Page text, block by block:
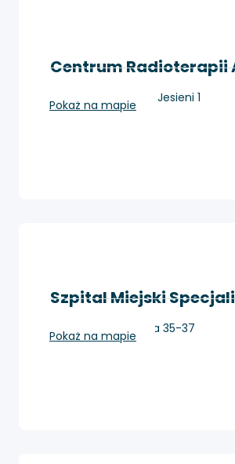
Centrum Radioterapii
Kraków, os. Złotej Jesieni 1
Pokaż na mapie
Szpital Miejski
Kraków, Prądnicka 35-37
Pokaż na mapie